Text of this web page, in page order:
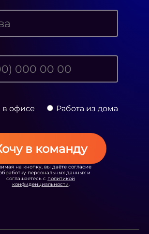
в офисе Работа из дома
в команду
на кнопку, вы даёте согласие
персональных данных и
соглашаетесь с политикой
конфиденциальности.